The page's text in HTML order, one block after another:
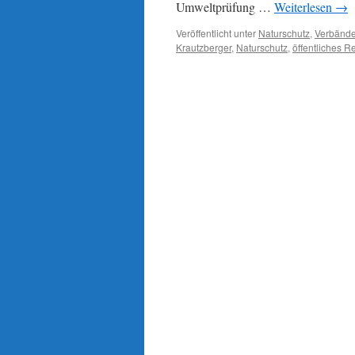
Umweltprüfung … Weiterlesen →
Veröffentlicht unter Naturschutz, Verbände
Krautzberger, Naturschutz, öffentliches